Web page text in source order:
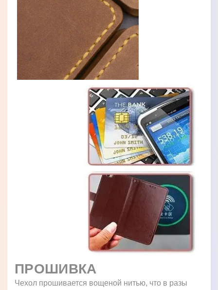
ПРОШИВКА
Чехол прошивается вощеной нитью, что в разы